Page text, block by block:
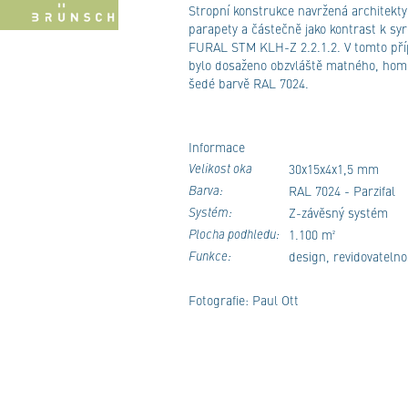
Stropní konstrukce navržená
parapety a částečně jako kontrast k
FURAL STM KLH-Z 2.2.1.2. V tomto
bylo dosaženo obzvláště matného,
šedé barvě RAL 7024.
Informace
Velikost oka 30x15x4x1,5 mm
Barva: RAL 7024 - Parzifal
Systém: Z-závěsný systém
Plocha podhledu: 1.100 m²
Funkce: design,
Fotografie: Paul Ott